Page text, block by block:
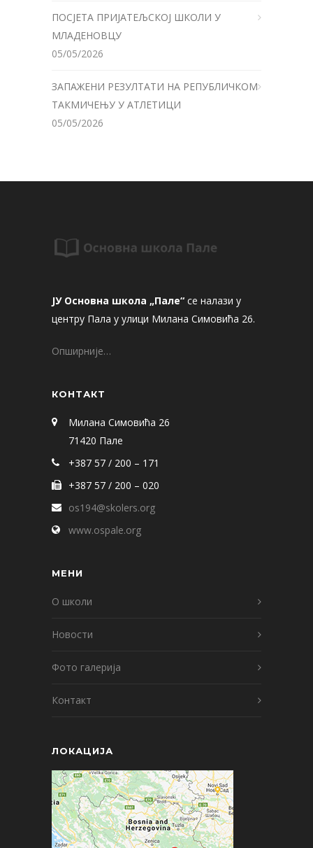
ПОСЈЕТА ПРИЈАТЕЉСКОЈ ШКОЛИ У
МЛАДЕНОВЦУ
05/05/2026
ЗАПАЖЕНИ РЕЗУЛТАТИ НА РЕПУБЛИЧКОМ
ТАКМИЧЕЊУ У АТЛЕТИЦИ
05/05/2026
ЈУ Основна школа „Пале“ се налази у
центру Пала у улици Милана Симовића 26.
Опширније…
КОНТАКТ
Милана Симовића 26
71420 Пале
+387 57 / 200 – 171
+387 57 / 200 – 020
os194@skolers.org
www.ospale.org
МЕНИ
О школи
Новости
Фото галерија
Контакт
ЛОКАЦИЈА